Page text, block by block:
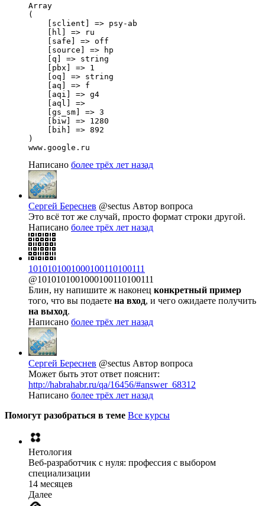
Array
(
    [sclient] => psy-ab
    [hl] => ru
    [safe] => off
    [source] => hp
    [q] => string
    [pbx] => 1
    [oq] => string
    [aq] => f
    [aqi] => g4
    [aql] =>
    [gs_sm] => 3
    [biw] => 1280
    [bih] => 892
)
www.google.ru
Написано более трёх лет назад
Сергей Береснев @sectus Автор вопроса
Это всё тот же случай, просто формат строки другой.
Написано более трёх лет назад
1010101001000100110100111
@1010101001000100110100111
Блин, ну напишите ж наконец конкретный пример
того, что вы подаете на вход, и чего ожидаете получить
на выход.
Написано более трёх лет назад
Сергей Береснев @sectus Автор вопроса
Может быть этот ответ пояснит:
http://habrahabr.ru/qa/16456/#answer_68312
Написано более трёх лет назад
Помогут разобраться в теме Все курсы
Нетология
Веб-разработчик с нуля: профессия с выбором
специализации
14 месяцев
Далее